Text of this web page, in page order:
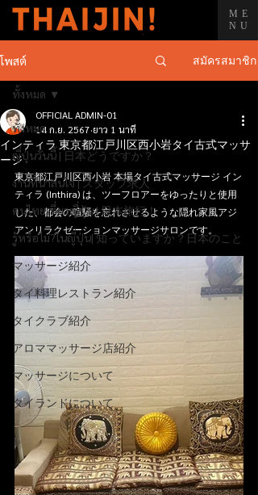
ME
NU
โพสต์ สมัครสมาชิก
ทั้งหมด
ญี่ปุ่นวันนี้ | 日本どうですか？
งานที่น่าสนใจ | スタッフ求人
คนไทยเที่ยวญี่ปุ่น | 日本旅行！
รู้หรือไม่?ในญี่ปุ่น| 知っていますか？日本のこと
マッサージ紹介
タイ料理レストラン紹介
タイクラブ紹介
アロママッサージ店紹介
マッサージについて
タイランドについて
ทั้งหมด
インティラ 東京都江戸川区西小岩タイ古式マッサ
ージ
OFFICIAL ADMIN-01
14 ก.ย. 2567 ยาว 1 นาที
東京都江戸川区西小岩 本場タイ古式マッサージ イン
ティラ (Inthira) は、ツーフロアーをゆったりと使用
した、都会の喧騒を忘れさせるような隠れ家風アジ
アンリラクゼーションマッサージサロンです。